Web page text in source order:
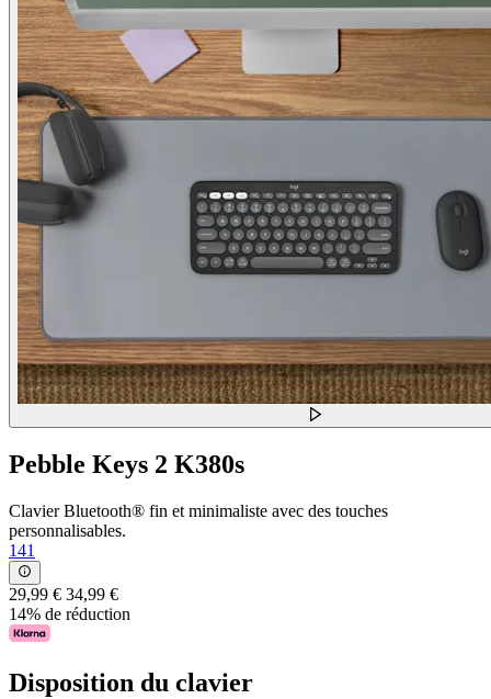
Pebble Keys 2 K380s
Clavier Bluetooth® fin et minimaliste avec des touches
personnalisables.
141
29,99 € 34,99 €
14% de réduction
Disposition du clavier